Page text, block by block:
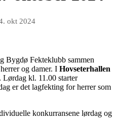
okt 2024
Bygdø Fekteklubb sammen
og damer. I Hovseterhallen
. Lørdag kl. 11.00 starter
er det lagfekting for herrer som
konkurransene lørdag og